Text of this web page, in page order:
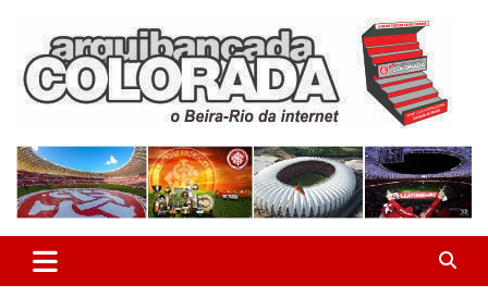
content
Arquibancada Colorada